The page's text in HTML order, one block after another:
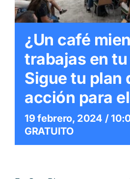
Mediateca
Contacto
Buscar:
¿Un café
trabajas en
Sigue tu plan
acción para
19 febrero, 2024 /
GRATUITO